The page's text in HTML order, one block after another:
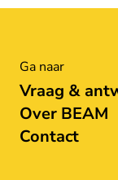
Ga naar
Vraag &
Over BEAM
Contact